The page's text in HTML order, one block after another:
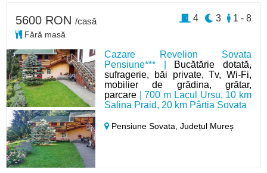
Cazare Revelion Sovata
Pensiune*** | Bucătărie dotată,
sufragerie, băi private, Tv, Wi-Fi,
mobilier de grădina, grătar,
parcare | 700 m Lacul Ursu, 10 km
Salina Praid, 20 km Pârtia Sovata
Pensiune Sovata,Județul Mureș
5600 RON /casă
Fără masă
1 - 8
3
4